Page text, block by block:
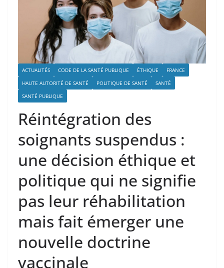
ACTUALITÉS CODE DE LA SANTÉ PUBLIQUE ÉTHIQUE
FRANCE
HAUTE AUTORITÉ DE SANTÉ
POLITIQUE DE SANTÉ
SANTÉ
SANTÉ PUBLIQUE
Réintégration des
soignants suspendus :
une décision éthique et
politique qui ne signifie
pas leur réhabilitation
mais fait émerger une
nouvelle doctrine
vaccinale